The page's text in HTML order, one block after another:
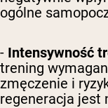
ogólne
- Intensywność
trening
zmęczenie i
regeneracja jest